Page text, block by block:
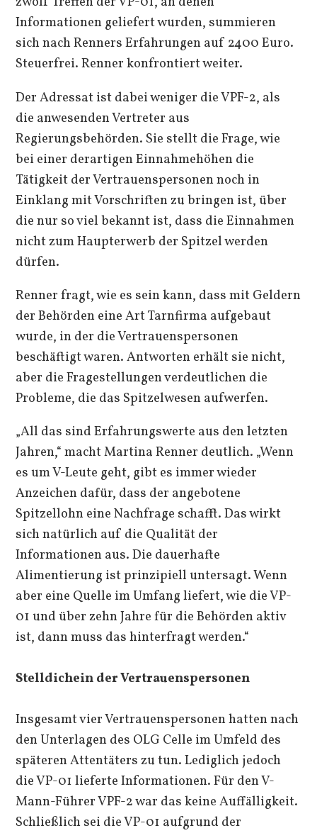
Informationen geliefert wurden, summieren
sich nach Renners Erfahrungen auf 2400 Euro.
Steuerfrei. Renner konfrontiert weiter.
Der Adressat ist dabei weniger die VPF-2, als
die anwesenden Vertreter aus
Regierungsbehörden. Sie stellt die Frage, wie
bei einer derartigen Einnahmehöhen die
Tätigkeit der Vertrauenspersonen noch in
Einklang mit Vorschriften zu bringen ist, über
die nur so viel bekannt ist, dass die Einnahmen
nicht zum Haupterwerb der Spitzel werden
dürfen.
Renner fragt, wie es sein kann, dass mit Geldern
der Behörden eine Art Tarnfirma aufgebaut
wurde, in der die Vertrauenspersonen
beschäftigt waren. Antworten erhält sie nicht,
aber die Fragestellungen verdeutlichen die
Probleme, die das Spitzelwesen aufwerfen.
„All das sind Erfahrungswerte aus den letzten
Jahren,“ macht Martina Renner deutlich. „Wenn
es um V-Leute geht, gibt es immer wieder
Anzeichen dafür, dass der angebotene
Spitzellohn eine Nachfrage schafft. Das wirkt
sich natürlich auf die Qualität der
Informationen aus. Die dauerhafte
Alimentierung ist prinzipiell untersagt. Wenn
aber eine Quelle im Umfang liefert, wie die VP-
01 und über zehn Jahre für die Behörden aktiv
ist, dann muss das hinterfragt werden.“
Stelldichein der Vertrauenspersonen
Insgesamt vier Vertrauenspersonen hatten nach
den Unterlagen des OLG Celle im Umfeld des
späteren Attentäters zu tun. Lediglich jedoch
die VP-01 lieferte Informationen. Für den V-
Mann-Führer VPF-2 war das keine Auffälligkeit.
Schließlich sei die VP-01 aufgrund der